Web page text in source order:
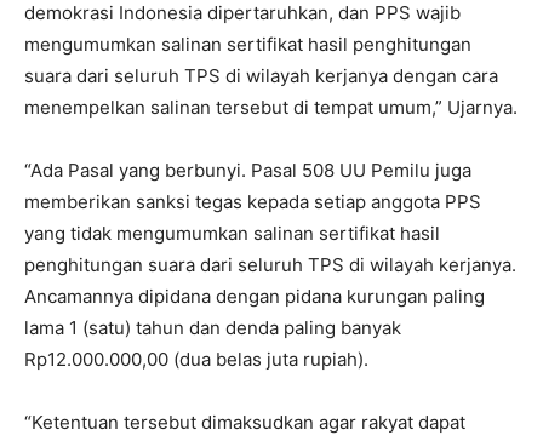
demokrasi Indonesia dipertaruhkan, dan PPS wajib
mengumumkan salinan sertifikat hasil penghitungan
suara dari seluruh TPS di wilayah kerjanya dengan cara
menempelkan salinan tersebut di tempat umum,” Ujarnya.
“Ada Pasal yang berbunyi. Pasal 508 UU Pemilu juga
memberikan sanksi tegas kepada setiap anggota PPS
yang tidak mengumumkan salinan sertifikat hasil
penghitungan suara dari seluruh TPS di wilayah kerjanya.
Ancamannya dipidana dengan pidana kurungan paling
lama 1 (satu) tahun dan denda paling banyak
Rp12.000.000,00 (dua belas juta rupiah).
“Ketentuan tersebut dimaksudkan agar rakyat dapat